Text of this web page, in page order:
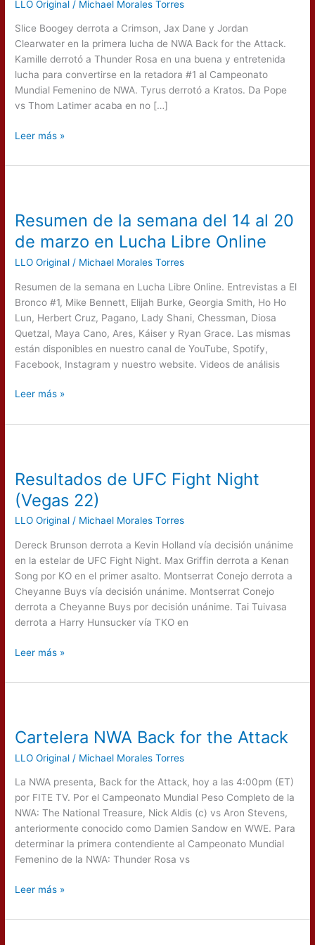
LLO Original / Michael Morales Torres
Slice Boogey derrota a Crimson, Jax Dane y Jordan
Clearwater en la primera lucha de NWA Back for the Attack.
Kamille derrotó a Thunder Rosa en una buena y entretenida
lucha para convertirse en la retadora #1 al Campeonato
Mundial Femenino de NWA. Tyrus derrotó a Kratos. Da Pope
vs Thom Latimer acaba en no […]
the
Attack
Leer más »
Resumen de la semana del 14 al 20
de marzo en Lucha Libre Online
LLO Original / Michael Morales Torres
Resumen de la semana en Lucha Libre Online. Entrevistas a El
Bronco #1, Mike Bennett, Elijah Burke, Georgia Smith, Ho Ho
Lun, Herbert Cruz, Pagano, Lady Shani, Chessman, Diosa
Quetzal, Maya Cano, Ares, Káiser y Ryan Grace. Las mismas
están disponibles en nuestro canal de YouTube, Spotify,
Facebook, Instagram y nuestro website. Videos de análisis
la
semana
del
14
marzo
Online
Leer más »
Resultados de UFC Fight Night
(Vegas 22)
LLO Original / Michael Morales Torres
Dereck Brunson derrota a Kevin Holland vía decisión unánime
en la estelar de UFC Fight Night. Max Griffin derrota a Kenan
Song por KO en el primer asalto. Montserrat Conejo derrota a
Cheyanne Buys vía decisión unánime. Montserrat Conejo
derrota a Cheyanne Buys por decisión unánime. Tai Tuivasa
derrota a Harry Hunsucker vía TKO en
UFC
Fight
Night
(Vegas
Leer más »
Cartelera NWA Back for the Attack
LLO Original / Michael Morales Torres
La NWA presenta, Back for the Attack, hoy a las 4:00pm (ET)
por FITE TV. Por el Campeonato Mundial Peso Completo de la
NWA: The National Treasure, Nick Aldis (c) vs Aron Stevens,
anteriormente conocido como Damien Sandow en WWE. Para
determinar la primera contendiente al Campeonato Mundial
Femenino de la NWA: Thunder Rosa vs
Back
Attack
Leer más »